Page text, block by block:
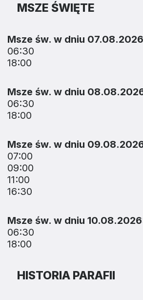
MSZE ŚWIĘTE
Msze św. w dniu
06:30
18:00
Msze św. w dniu
06:30
18:00
Msze św. w dniu
07:00
09:00
11:00
16:30
Msze św. w dniu
06:30
18:00
HISTORIA PARAFII